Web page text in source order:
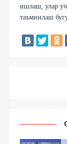
ишлаш, улар
таъминлаш